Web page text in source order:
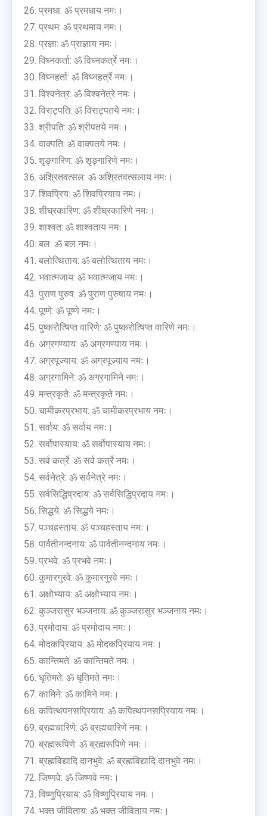
प्रमधा: ॐ प्रमधाय नमः।
प्रथम: ॐ प्रथमाय नमः।
प्रज्ञा: ॐ प्राज्ञाय नमः।
विघ्नकर्ता: ॐ विघ्नकर्त्रे नमः।
विघ्नहर्ता: ॐ विघ्नहर्त्रे नमः।
विश्वनेत्र: ॐ विश्वनेत्रे नमः।
विराट्पति: ॐ विराट्पतये नमः।
श्रीपति: ॐ श्रीपतये नमः।
वाक्पति: ॐ वाक्पतये नमः।
शृङ्गारिण: ॐ शृङ्गारिणे नमः।
अश्रितवत्सल: ॐ अश्रितवत्सलाय नमः।
शिवप्रिय: ॐ शिवप्रियाय नमः।
शीघ्रकारिण: ॐ शीघ्रकारिणे नमः।
शाश्वत: ॐ शाश्वताय नमः।
बल: ॐ बल नमः।
बलोत्थिताय: ॐ बलोत्थिताय नमः।
भवात्मजाय: ॐ भवात्मजाय नमः।
पुराण पुरुष: ॐ पुराण पुरुषाय नमः।
पूष्णे: ॐ पूष्णे नमः।
पुष्करोत्षिप्त वारिणे: ॐ पुष्करोत्षिप्त वारिणे नमः।
अग्रगण्याय: ॐ अग्रगण्याय नमः।
अग्रपूज्याय: ॐ अग्रपूज्याय नमः।
अग्रगामिने: ॐ अग्रगामिने नमः।
मन्त्रकृते: ॐ मन्त्रकृते नमः।
चामीकरप्रभाय: ॐ चामीकरप्रभाय नमः।
सर्वाय: ॐ सर्वाय नमः।
सर्वोपास्याय: ॐ सर्वोपास्याय नमः।
सर्व कर्त्रे: ॐ सर्व कर्त्रे नमः।
सर्वनेत्रे: ॐ सर्वनेत्रे नमः।
सर्वसिद्धिप्रदाय: ॐ सर्वसिद्धिप्रदाय नमः।
सिद्धये: ॐ सिद्धये नमः।
पञ्चहस्ताय: ॐ पञ्चहस्ताय नमः।
पार्वतीनन्दनाय: ॐ पार्वतीनन्दनाय नमः।
प्रभवे: ॐ प्रभवे नमः।
कुमारगुरवे: ॐ कुमारगुरवे नमः।
अक्षोभ्याय: ॐ अक्षोभ्याय नमः।
कुञ्जरासुर भञ्जनाय: ॐ कुञ्जरासुर भञ्जनाय नमः।
प्रमोदाय: ॐ प्रमोदाय नमः।
मोदकप्रियाय: ॐ मोदकप्रियाय नमः।
कान्तिमते: ॐ कान्तिमते नमः।
धृतिमते: ॐ धृतिमते नमः।
कामिने: ॐ कामिने नमः।
कपित्थपनसप्रियाय: ॐ कपित्थपनसप्रियाय नमः।
ब्रह्मचारिणे: ॐ ब्रह्मचारिणे नमः।
ब्रह्मरूपिणे: ॐ ब्रह्मरूपिणे नमः।
ब्रह्मविद्यादि दानभुवे: ॐ ब्रह्मविद्यादि दानभुवे नमः।
जिष्णवे: ॐ जिष्णवे नमः।
विष्णुप्रियाय: ॐ विष्णुप्रियाय नमः।
भक्त जीविताय: ॐ भक्त जीविताय नमः।